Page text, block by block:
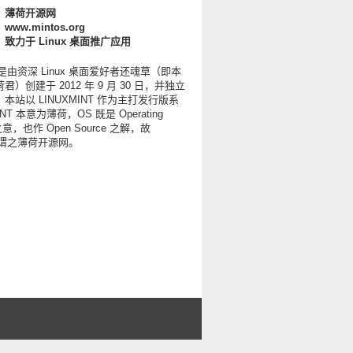
薄荷开源网
www.mintos.org
致力于 Linux 桌面推广应用
由资深 Linux 桌面爱好者还魂草（即本
君）创建于 2012 年 9 月 30 日，并独立
本站以 LINUXMINT 作为主打发行版系
本意为薄荷，OS 既是 Operating
，也作 Open Source 之解，故
之薄荷开源网。